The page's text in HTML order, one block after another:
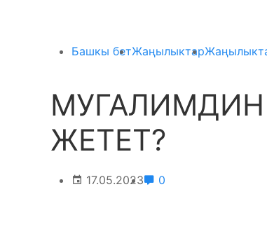
Башкы бетЖаңылыктар
ЖЕТЕТ?
17.05.2023 0